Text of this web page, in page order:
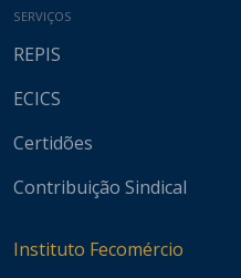
SERVIÇOS
REPIS
ECICS
Certidões
Contribuição Sindical
Instituto Fecomércio